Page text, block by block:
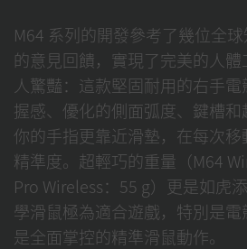
M64 系列的開發參考了幾位全
的意見回饋，實現了完美的人
人驚豔：這款堅固耐用的右手
握感、優化的側面弧度、鍵槽
你的手指更靠近滑墊，在每次
精準度。超輕巧的重量（M64
Pro Wireless：55 g）更是如虎
學滑鼠極為適合遊戲，特別是
是全面掌控的精準滑鼠動作。